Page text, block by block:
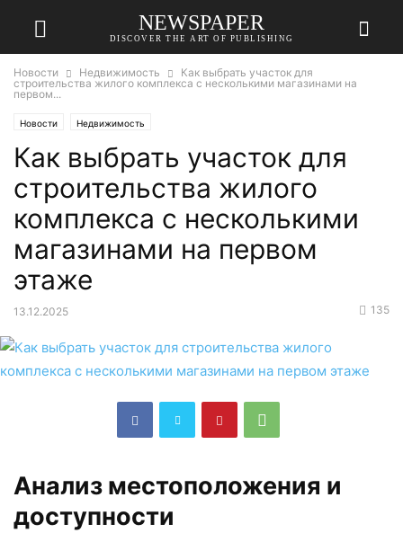
NEWSPAPER
DISCOVER THE ART OF PUBLISHING
Новости Недвижимость
Как выбрать участок для
строительства жилого комплекса с несколькими магазинами на
первом...
Новости Недвижимость
Как выбрать участок для
строительства жилого
комплекса с несколькими
магазинами на первом
этаже
13.12.2025 135
Анализ местоположения и
доступности